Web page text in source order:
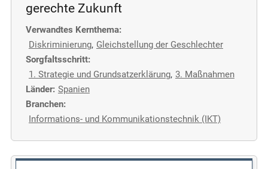
gerechte Zukunft
Verwandtes Kernthema:
Diskriminierung, Gleichstellung der Geschlechter
Sorgfaltsschritt:
1. Strategie und Grundsatzerklärung, 3. Maßnahmen
Länder: Spanien
Branchen:
Informations- und Kommunikationstechnik (IKT)